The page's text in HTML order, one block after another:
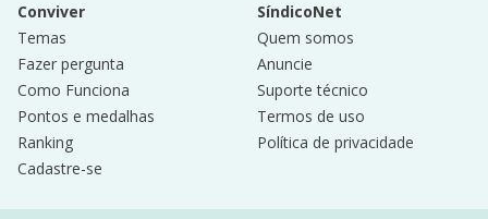
Conviver
Temas
Fazer pergunta
Como Funciona
Pontos e medalhas
Ranking
Cadastre-se
SíndicoNet
Quem somos
Anuncie
Suporte técnico
Termos de uso
Política de privacidade